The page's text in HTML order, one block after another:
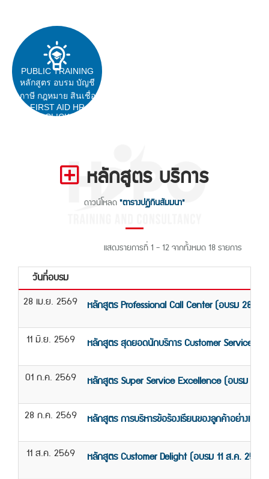
PUBLIC TRAINING
หลักสูตร อบรม บัญชี
ภาษี กฎหมาย สินเชื่อ
FIRST AID HR
CLICK
หลักสูตร บริการ
ดาวน์โหลด"ตารางปฏิทินสัมมนา"
แสดงรายการที่ 1 - 12 จากทั้งหมด 18 รายการ
วันที่อบรม
28 เม.ย. 2569
หลักสูตร Professional Call Center (อบรม 28 เม
11 มิ.ย. 2569 หลักสูตร สุดยอดนักบริการ Customer Service/
01 ก.ค. 2569 หลักสูตร Super Service Excellence (อบรม 1 ก
28 ก.ค. 2569 หลักสูตร การบริหารข้อร้องเรียนของลูกค้าอย่างเป็
11 ส.ค. 2569 หลักสูตร Customer Delight (อบรม 11 ส.ค. 2569)